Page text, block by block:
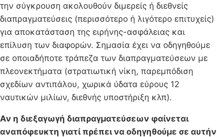
την σύγκρουση ακολουθούν διμερείς ή διεθνείς
διαπραγματεύσεις (περισσότερο ή λιγότερο επιτυχείς)
για αποκατάσταση της ειρήνης-ασφάλειας και
επίλυση των διαφορών. Σημασία έχει να οδηγηθούμε
σε οποιαδήποτε τράπεζα των διαπραγματεύσεων με
πλεονεκτήματα (στρατιωτική νίκη, παρεμπόδιση
σχεδίων αντιπάλου, χωρικά ύδατα εύρους 12
ναυτικών μιλίων, διεθνής υποστήριξη κλπ).
Αν η διεξαγωγή διαπραγματεύσεων φαίνεται
αναπόφευκτη γιατί πρέπει να οδηγηθούμε σε αυτήν